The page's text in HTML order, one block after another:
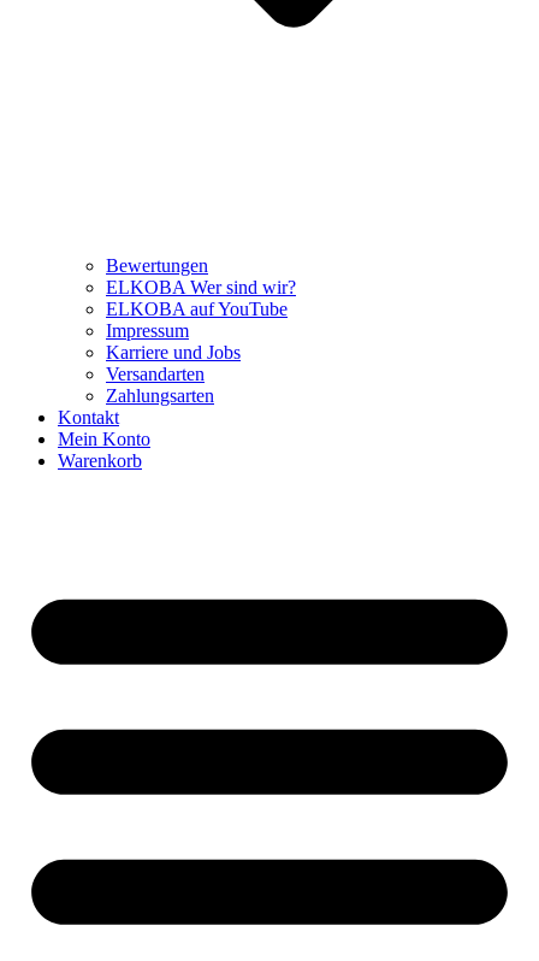
Bewertungen
ELKOBA Wer sind wir?
ELKOBA auf YouTube
Impressum
Karriere und Jobs
Versandarten
Zahlungsarten
Kontakt
Mein Konto
Warenkorb